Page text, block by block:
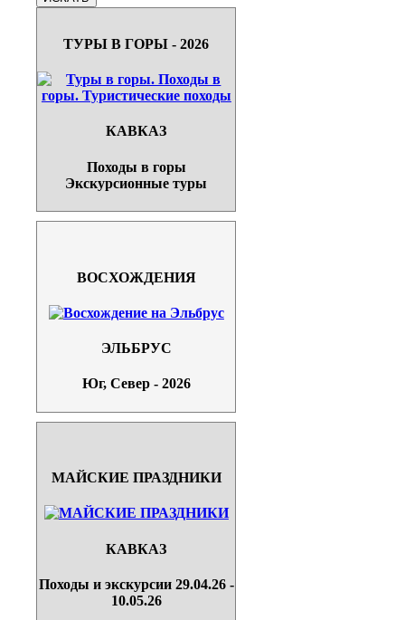
ТУРЫ В ГОРЫ - 2026
КАВКАЗ
Походы в горы
Экскурсионные туры
ВОСХОЖДЕНИЯ
ЭЛЬБРУС
Юг, Север - 2026
МАЙСКИЕ ПРАЗДНИКИ
КАВКАЗ
Походы и экскурсии 29.04.26 -
10.05.26